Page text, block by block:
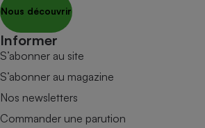
Nous découvrir
Informer
S’abonner au site
S’abonner au magazine
Nos newsletters
Commander une parution